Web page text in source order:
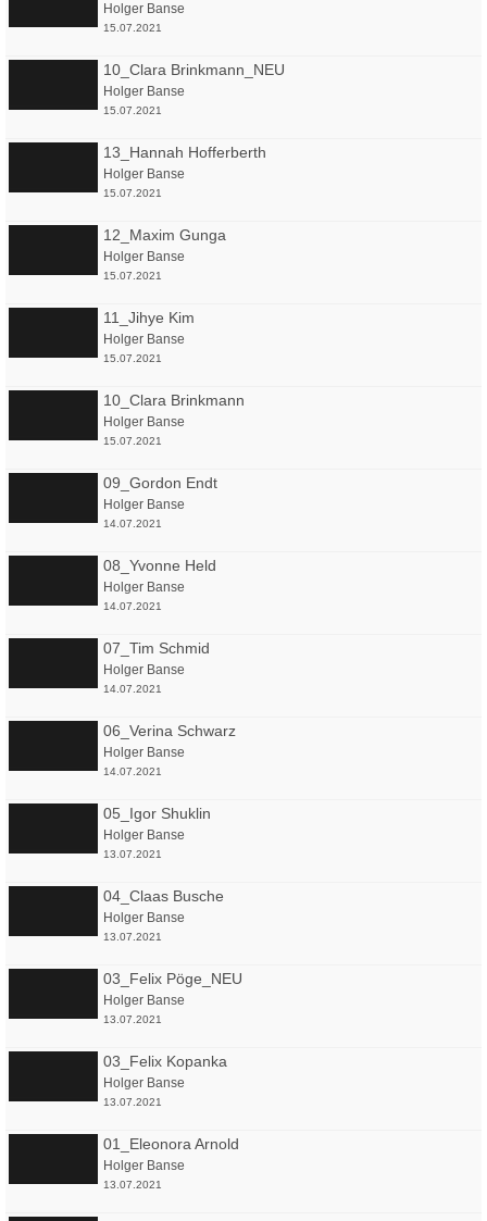
Holger Banse
15.07.2021
10_Clara Brinkmann_NEU
Holger Banse
15.07.2021
13_Hannah Hofferberth
Holger Banse
15.07.2021
12_Maxim Gunga
Holger Banse
15.07.2021
11_Jihye Kim
Holger Banse
15.07.2021
10_Clara Brinkmann
Holger Banse
15.07.2021
09_Gordon Endt
Holger Banse
14.07.2021
08_Yvonne Held
Holger Banse
14.07.2021
07_Tim Schmid
Holger Banse
14.07.2021
06_Verina Schwarz
Holger Banse
14.07.2021
05_Igor Shuklin
Holger Banse
13.07.2021
04_Claas Busche
Holger Banse
13.07.2021
03_Felix Pöge_NEU
Holger Banse
13.07.2021
03_Felix Kopanka
Holger Banse
13.07.2021
01_Eleonora Arnold
Holger Banse
13.07.2021